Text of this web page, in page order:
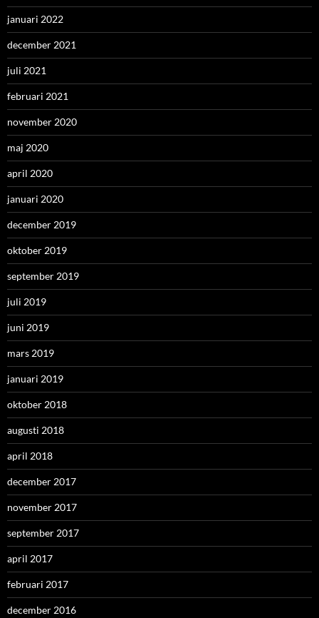
januari 2022
december 2021
juli 2021
februari 2021
november 2020
maj 2020
april 2020
januari 2020
december 2019
oktober 2019
september 2019
juli 2019
juni 2019
mars 2019
januari 2019
oktober 2018
augusti 2018
april 2018
december 2017
november 2017
september 2017
april 2017
februari 2017
december 2016